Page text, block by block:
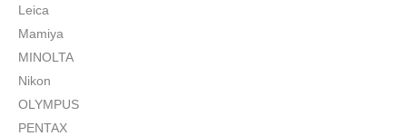
Leica
Mamiya
MINOLTA
Nikon
OLYMPUS
PENTAX